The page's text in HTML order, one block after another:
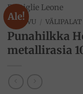
Ale!
ETUSIVU / VÄLIPALAT
Punahilkka
metallirasia